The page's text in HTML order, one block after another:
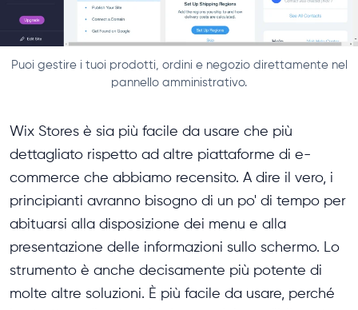
Puoi gestire i tuoi prodotti, ordini e negozio direttamente nel
pannello amministrativo.
Wix Stores è sia più facile da usare che più
dettagliato rispetto ad altre piattaforme di e-
commerce che abbiamo recensito. A dire il vero, i
principianti avranno bisogno di un po' di tempo per
abituarsi alla disposizione dei menu e alla
presentazione delle informazioni sullo schermo. Lo
strumento è anche decisamente più potente di
molte altre soluzioni. È più facile da usare, perché